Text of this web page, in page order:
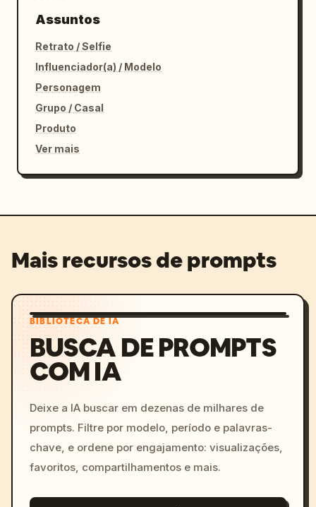
Assuntos
Retrato / Selfie
Influenciador(a) / Modelo
Personagem
Grupo / Casal
Produto
Ver mais
Mais recursos de prompts
BIBLIOTECA DE IA
BUSCA DE PROMPTS
COM IA
Deixe a IA buscar em dezenas de milhares de
prompts. Filtre por modelo, período e palavras-
chave, e ordene por engajamento: visualizações,
favoritos, compartilhamentos e mais.